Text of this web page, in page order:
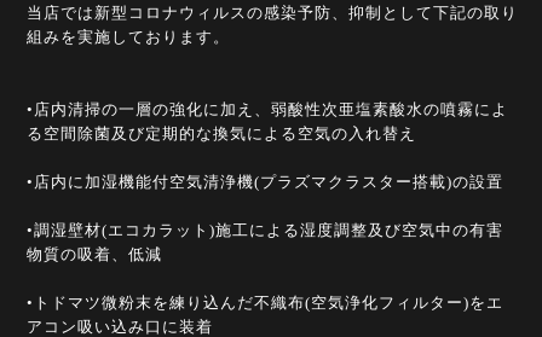
当店では新型コロナウィルスの感染予防、抑制として下記の取り
組みを実施しております。
•店内清掃の一層の強化に加え、弱酸性次亜塩素酸水の噴霧によ
る空間除菌及び定期的な換気による空気の入れ替え
•店内に加湿機能付空気清浄機(プラズマクラスター搭載)の設置
•調湿壁材(エコカラット)施工による湿度調整及び空気中の有害
物質の吸着、低減
•トドマツ微粉末を練り込んだ不織布(空気浄化フィルター)をエ
アコン吸い込み口に装着